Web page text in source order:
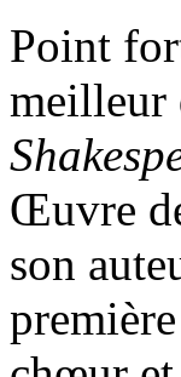
Point
meilleur
Œuvre
son